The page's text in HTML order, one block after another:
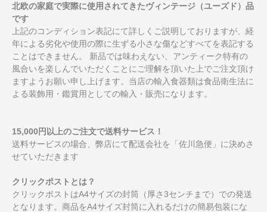
北欧の家庭で実際に使用されてきたヴィンテージ（ユーズド）品
です
上記のコンディション表記にて詳しくご説明しておりますが、経
年による劣化や使用の際に生ずる小さな傷などすべてを表記する
ことはできません。 新品では味わえない、アンティーク特有の
風合いを楽しんでいただくことにご理解を頂いた上でご注文頂け
ますようお願い申し上げます。当店の輸入食器類は食品衛生法に
よる装飾用・鑑賞用としての輸入・販売になります。
15,000円以上のご注文で送料サービス！
送料サービスの場合、弊店にて配送会社を「佐川急便」に決めさ
せていただきます
クリックポストとは？
クリックポストはA4サイズの封筒（厚さ3センチまで）での発送
となります。商品をA4サイズ封筒に入れるだけの簡易包装にな